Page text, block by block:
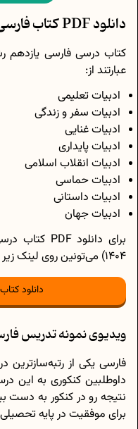
دانلود PDF کتاب فارسی یازدهم ریاضی
عبارتند از:
ادبیات تعلیمی
ادبیات سفر و زندگی
ادبیات غنایی
ادبیات پایداری
ادبیات انقلاب اسلامی
ادبیات حماسی
ادبیات داستانی
ادبیات جهان
1404) می‌تونین روی لینک زیر کلیک کنین.
دانلود
ویدیوی نمونه تدریس
فارسی یکی از
داوطلبین کنکوری به این
نتیجه رو در کنکور به دست
برای موفقیت در پایه